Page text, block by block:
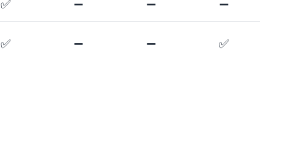
✅ ➖ ➖ ➖
✅ ➖ ➖ ✅